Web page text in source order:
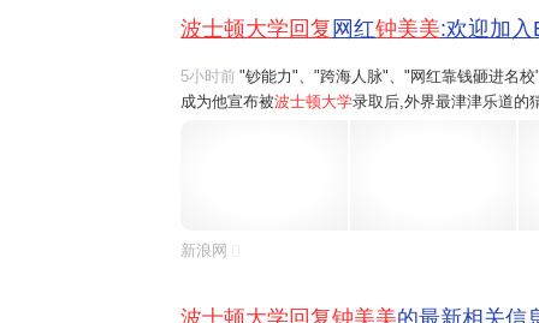
波士顿大学回复 网红钟美美:欢迎加
5小时前 "钞能力"、"跨海人脉"、"网红靠钱砸进名
成为他宣布被波士顿大学录取后,外界最津津乐道的
新浪网